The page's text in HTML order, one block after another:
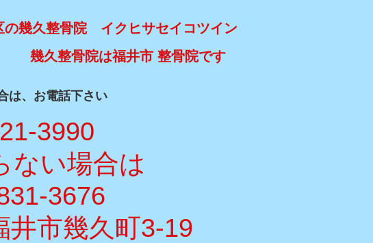
の幾久整骨院 イクヒサセイコツイン
幾久整骨院は福井市 整骨院です
は、お電話下さい
3990
ない場合は
3676
井市幾久町3-19